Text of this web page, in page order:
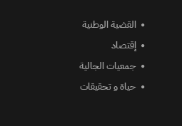
القضية الوطنية
إقتصاد
جمعيات الجالية
حياة و تحقيقات